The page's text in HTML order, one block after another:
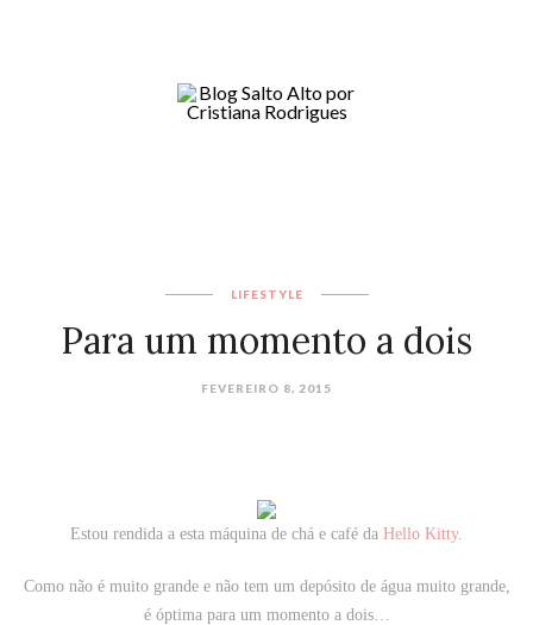
LIFESTYLE
Para um momento a dois
FEVEREIRO 8, 2015
Estou rendida a esta máquina de chá e café da Hello Kitty.
Como não é muito grande e não tem um depósito de água muito grande,
é óptima para um momento a dois…